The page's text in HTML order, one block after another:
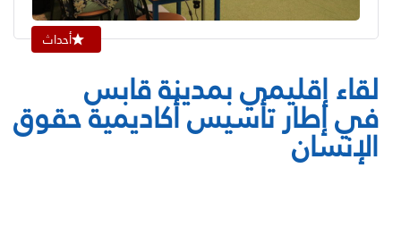
أحداث
لقاء إقليمي بمدينة قابس
في إطار تأسيس أكاديمية حقوق
الإنسان